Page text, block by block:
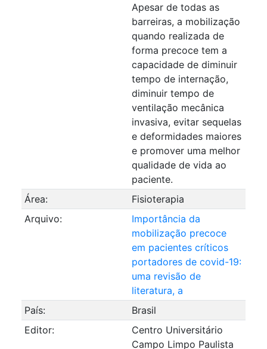
Apesar de todas as
barreiras, a mobilização
quando realizada de
forma precoce tem a
capacidade de diminuir
tempo de internação,
diminuir tempo de
ventilação mecânica
invasiva, evitar sequelas
e deformidades maiores
e promover uma melhor
qualidade de vida ao
paciente.
Área:
Fisioterapia
Arquivo:
Importância da
mobilização precoce
em pacientes críticos
portadores de covid-19:
uma revisão de
literatura, a
País:
Brasil
Editor:
Centro Universitário
Campo Limpo Paulista